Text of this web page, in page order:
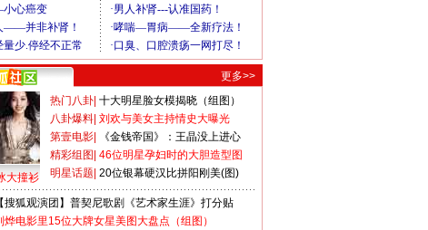
更多>>
大撞衫
热门八卦 十大明星脸女模揭晓（组图）
八卦爆料 刘欢与美女主持情史大曝光
第壹电影
《金钱帝国》：王晶没上进心
精彩组图 46位明星孕妇时的大胆造型图
明星话题 20位银幕硬汉比拼阳刚美(图)
【搜狐观演团】普契尼歌剧《艺术家生涯》打分贴
烨电影里15位大牌女星美图大盘点（组图）